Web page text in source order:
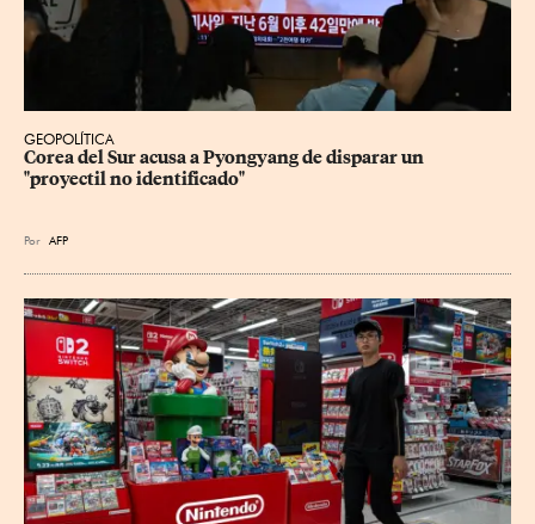
GEOPOLÍTICA
Corea del Sur acusa a Pyongyang de disparar un
"proyectil no identificado"
Por AFP